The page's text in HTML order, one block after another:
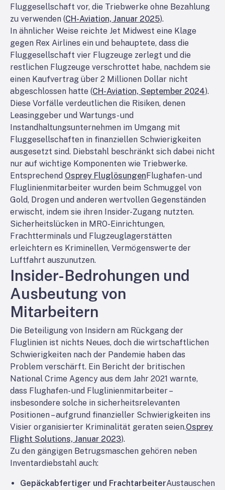
Fluggesellschaft vor, die Triebwerke ohne Bezahlung
zu verwenden (CH-Aviation, Januar 2025).
In ähnlicher Weise reichte Jet Midwest eine Klage
gegen Rex Airlines ein und behauptete, dass die
Fluggesellschaft vier Flugzeuge zerlegt und die
restlichen Flugzeuge verschrottet habe, nachdem sie
einen Kaufvertrag über 2 Millionen Dollar nicht
abgeschlossen hatte (CH-Aviation, September 2024).
Diese Vorfälle verdeutlichen die Risiken, denen
Leasinggeber und Wartungs- und
Instandhaltungsunternehmen im Umgang mit
Fluggesellschaften in finanziellen Schwierigkeiten
ausgesetzt sind. Diebstahl beschränkt sich dabei nicht
nur auf wichtige Komponenten wie Triebwerke.
Entsprechend Osprey FluglösungenFlughafen- und
Fluglinienmitarbeiter wurden beim Schmuggel von
Gold, Drogen und anderen wertvollen Gegenständen
erwischt, indem sie ihren Insider-Zugang nutzten.
Sicherheitslücken in MRO-Einrichtungen,
Frachtterminals und Flugzeuglagerstätten
erleichtern es Kriminellen, Vermögenswerte der
Luftfahrt auszunutzen.
Insider-Bedrohungen und
Ausbeutung von
Mitarbeitern
Die Beteiligung von Insidern am Rückgang der
Fluglinien ist nichts Neues, doch die wirtschaftlichen
Schwierigkeiten nach der Pandemie haben das
Problem verschärft. Ein Bericht der britischen
National Crime Agency aus dem Jahr 2021 warnte,
dass Flughafen- und Fluglinienmitarbeiter –
insbesondere solche in sicherheitsrelevanten
Positionen – aufgrund finanzieller Schwierigkeiten ins
Visier organisierter Kriminalität geraten seien.Osprey
Flight Solutions, Januar 2023).
Zu den gängigen Betrugsmaschen gehören neben
Inventardiebstahl auch:
Gepäckabfertiger und FrachtarbeiterAustauschen